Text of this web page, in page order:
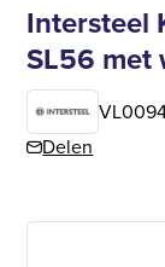
Intersteel
SL56 met
Delen